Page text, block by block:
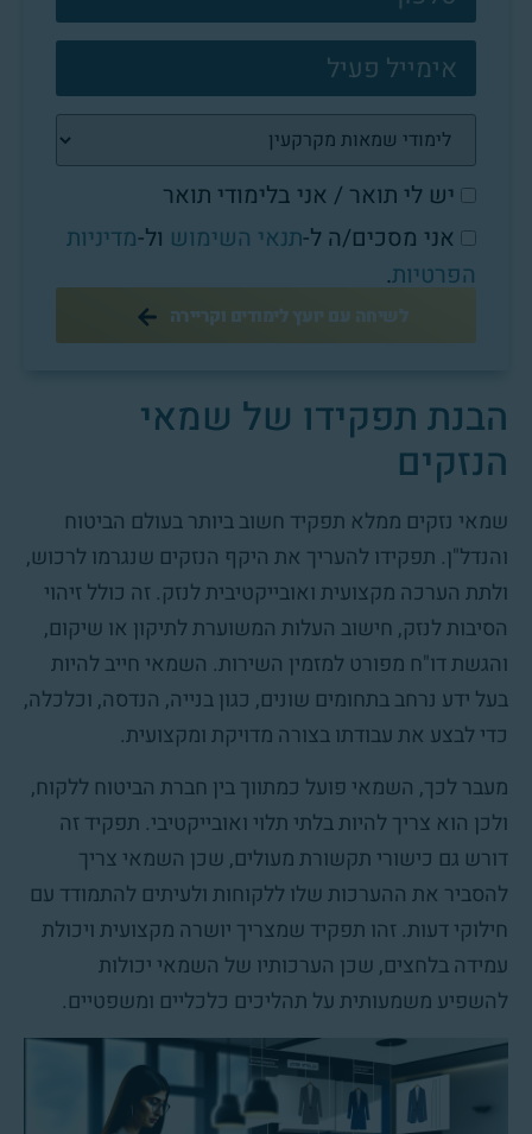
יש לי תואר / אני בלימודי תואר
אני מסכים/ה ל-תנאי השימוש ול-מדיניות
הפרטיות.
לשיחה עם יועץ לימודים וקריירה
הבנת תפקידו של שמאי
הנזקים
שמאי נזקים ממלא תפקיד חשוב ביותר בעולם הביטוח
והנדל"ן. תפקידו להעריך את היקף הנזקים שנגרמו לרכוש,
ולתת הערכה מקצועית ואובייקטיבית לנזק. זה כולל זיהוי
הסיבות לנזק, חישוב העלות המשוערת לתיקון או שיקום,
והגשת דו"ח מפורט למזמין השירות. השמאי חייב להיות
בעל ידע נרחב בתחומים שונים, כגון בנייה, הנדסה, וכלכלה,
כדי לבצע את עבודתו בצורה מדויקת ומקצועית.
מעבר לכך, השמאי פועל כמתווך בין חברת הביטוח ללקוח,
ולכן הוא צריך להיות בלתי תלוי ואובייקטיבי. תפקיד זה
דורש גם כישורי תקשורת מעולים, שכן השמאי צריך
להסביר את ההערכות שלו ללקוחות ולעיתים להתמודד עם
חילוקי דעות. זהו תפקיד שמצריך יושרה מקצועית ויכולת
עמידה בלחצים, שכן הערכותיו של השמאי יכולות
להשפיע משמעותית על תהליכים כלכליים ומשפטיים.